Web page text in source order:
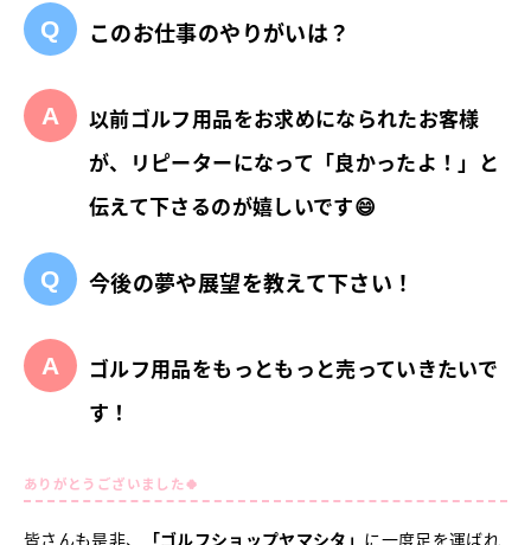
このお仕事のやりがいは？
以前ゴルフ用品をお求めになられたお客様
が、リピーターになって「良かったよ！」と
伝えて下さるのが嬉しいです😄
今後の夢や展望を教えて下さい！
ゴルフ用品をもっともっと売っていきたいで
す！
ありがとうございました🍀
皆さんも是非、 「ゴルフショップヤマシタ」 に一度足を運ばれ